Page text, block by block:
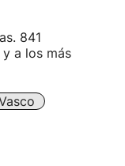
841
a los más